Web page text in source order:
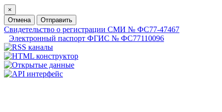
×
Отмена
Отправить
Свидетельство о регистрации СМИ № ФС77-47467
Электронный паспорт ФГИС № ФС77110096